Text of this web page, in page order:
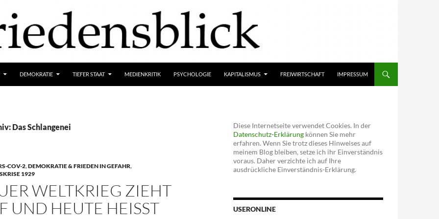
DEMOKRATIE TIEFER STAAT MEDIENKRITIK PSYCHOLOGIE KAPITALISMUS FREIWIRTSCHAFT IMPRESSUM
Das Schlangenei
COV-2,DEMOKRATIE & FRIEDEN IN GEFAHR,
1929
WELTKRIEG ZIEHT
UND HEUTE HEISST E
Diese Internetseite verwendet Cookies. In der
Datenschutz-Erklärung können Sie mehr
erfahren. Wenn Sie trotz dieses Hinweises auf
meinem Blog bleiben, setze ich ihr Einverständnis
voraus. Daher verzichte ich auf Ihre
ausdrückliche Einverständnis-Erklärung.
USERONLINE